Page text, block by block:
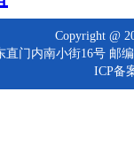
Copyright @
直门内南小街16号 邮
ICP备